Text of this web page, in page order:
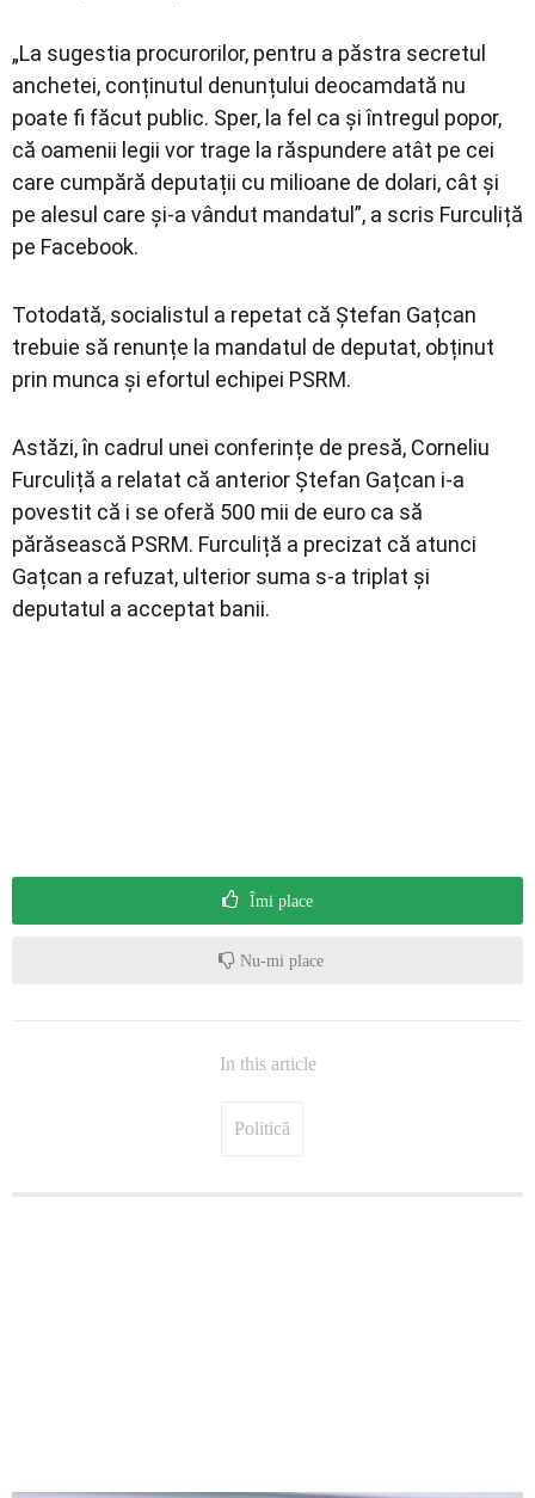
„La sugestia procurorilor, pentru a păstra secretul
anchetei, conținutul denunțului deocamdată nu
poate fi făcut public. Sper, la fel ca și întregul popor,
că oamenii legii vor trage la răspundere atât pe cei
care cumpără deputații cu milioane de dolari, cât și
pe alesul care și-a vândut mandatul”, a scris Furculiță
pe Facebook.
Totodată, socialistul a repetat că Ștefan Gațcan
trebuie să renunțe la mandatul de deputat, obținut
prin munca și efortul echipei PSRM.
Astăzi, în cadrul unei conferințe de presă, Corneliu
Furculiță a relatat că anterior Ștefan Gațcan i-a
povestit că i se oferă 500 mii de euro ca să
părăsească PSRM. Furculiță a precizat că atunci
Gațcan a refuzat, ulterior suma s-a triplat și
deputatul a acceptat banii.
Îmi place
Nu-mi place
In this article
Politică